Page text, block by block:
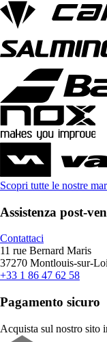
Scopri tutte le nostre
Assistenza post-
Contattaci
11 rue Bernard Maris
37270 Montlouis-sur-
+33 1 86 47 62 58
Pagamento sicuro
Acquista sul nostro sito